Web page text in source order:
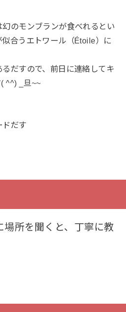
のモンブランが食べれるとい
似合うエトワール（Étoile）に
だすので、前日に連絡してキ
^^) _旦~~
ドだす
場所を聞くと、丁寧に教